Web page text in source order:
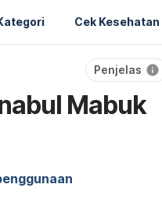
Cek Kesehatan
Penjelas
Mabuk